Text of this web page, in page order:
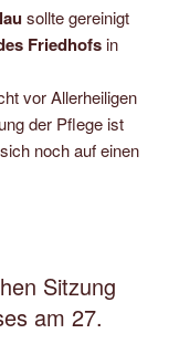
sollte gereinigt
Friedhofsin
vor Allerheiligen
der Pflege ist
noch auf einen
Sitzung
am 27.